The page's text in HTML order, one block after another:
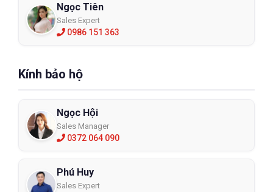
Ngọc Tiên
Sales Expert
0986 151 363
Kính bảo hộ
Ngọc Hội
Sales Manager
0372 064 090
Phú Huy
Sales Expert